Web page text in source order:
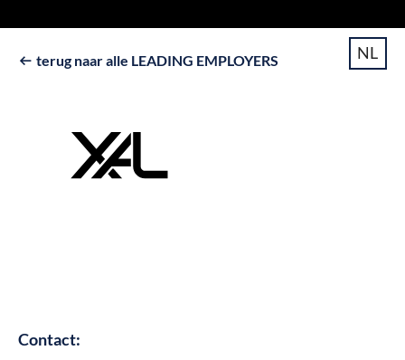
 terug naar alle LEADING EMPLOYERS NL
Contact: